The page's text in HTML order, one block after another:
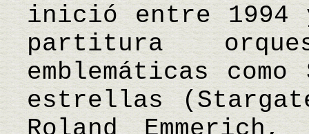
inició entre
partitura
emblemáticas
estrellas